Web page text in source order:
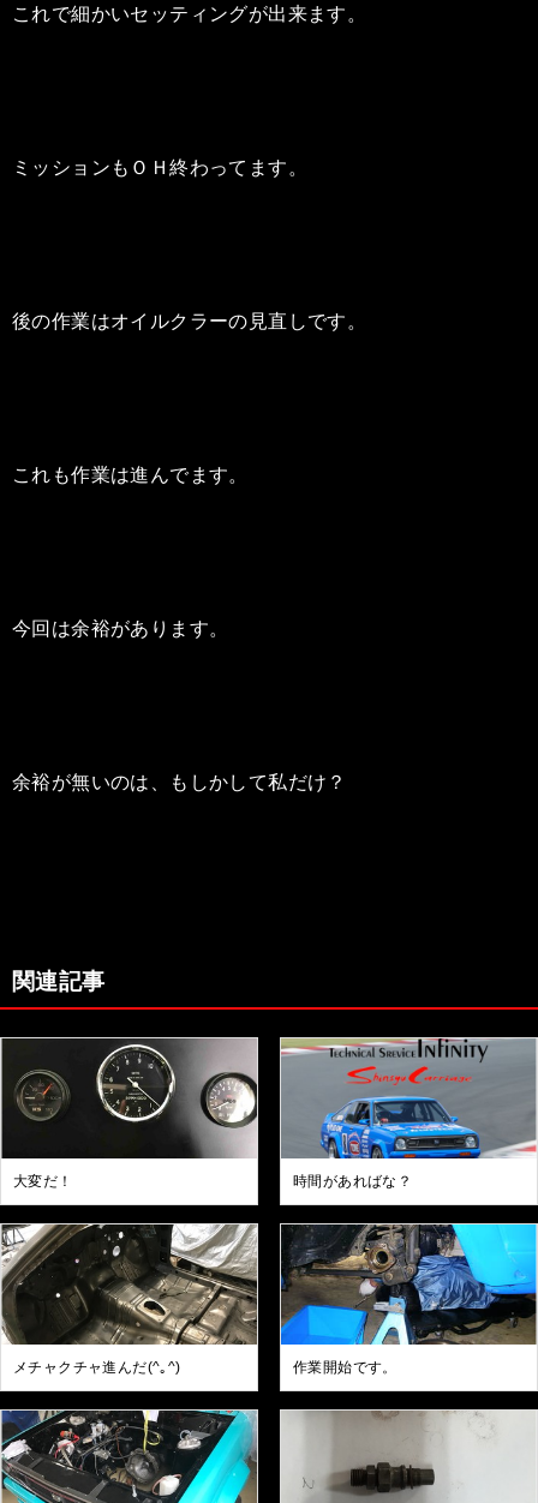
これで細かいセッティングが出来ます。
ミッションもＯＨ終わってます。
後の作業はオイルクラーの見直しです。
これも作業は進んでます。
今回は余裕があります。
余裕が無いのは、もしかして私だけ？
関連記事
大変だ！ 時間があればな？
メチャクチャ進んだ(^｡^) 作業開始です。